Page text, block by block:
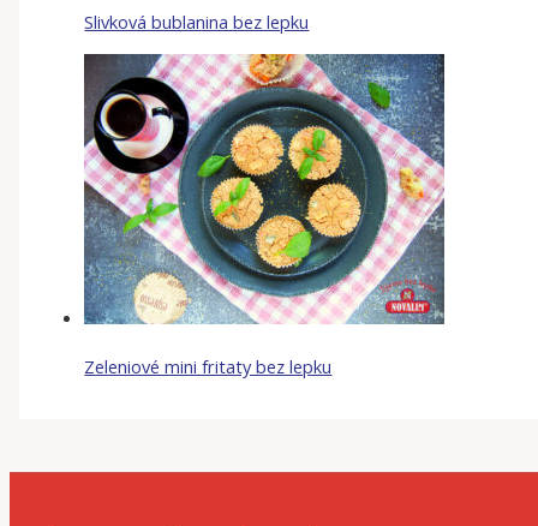
Slivková bublanina bez lepku
Zeleniové mini fritaty bez lepku